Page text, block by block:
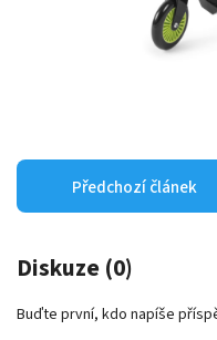
Předchozí článek
Diskuze (0)
Buďte první, kdo napíše